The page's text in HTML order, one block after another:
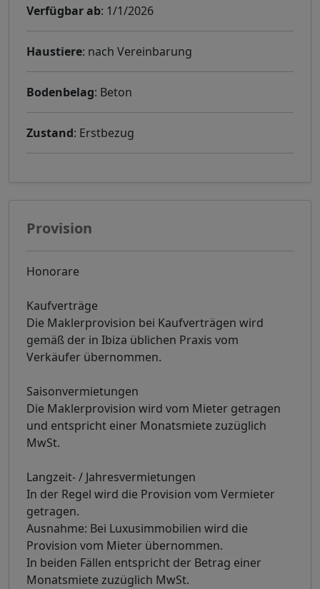
Verfügbar ab: 1/1/2026
Haustiere: nach Vereinbarung
Bodenbelag: Beton
Zustand: Erstbezug
Provision
Honorare
Kaufverträge
Die Maklerprovision bei Kaufverträgen wird
gemäß der in Ibiza üblichen Praxis vom
Verkäufer übernommen.
Saisonvermietungen
Die Maklerprovision wird vom Mieter getragen
und entspricht einer Monatsmiete zuzüglich
MwSt.
Langzeit- / Jahresvermietungen
In der Regel wird die Provision vom Vermieter
getragen.
Ausnahme: Bei Luxusimmobilien wird die
Provision vom Mieter übernommen.
In beiden Fällen entspricht der Betrag einer
Monatsmiete zuzüglich MwSt.